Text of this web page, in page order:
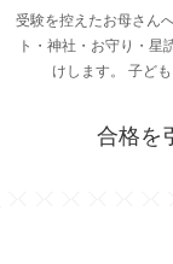
受験を控えたお母さん
ト・神社・お守り・星
けします。 子ど
合格を